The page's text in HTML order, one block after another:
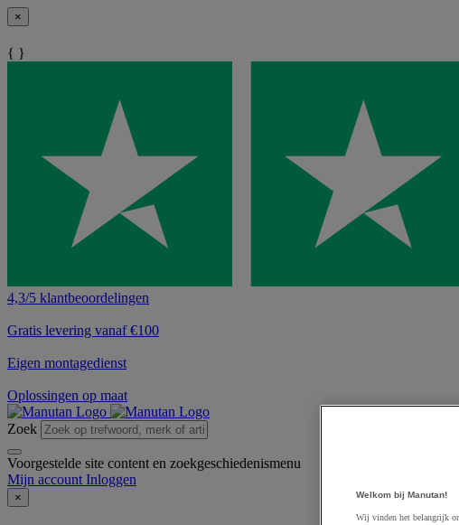
×
{ }
4,3/5 klantbeoordelingen
Gratis levering vanaf €100
Eigen montagedienst
Oplossingen op maat
Zoek
Voorgestelde site content en zoekgeschiedenismenu
Mijn account Inloggen
× Welkom bij Manutan!
Wij vinden het belangrijk